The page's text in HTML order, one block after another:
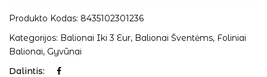
Produkto Kodas: 8435102301236
Kategorijos: Balionai Iki 3 Eur, Balionai Šventėms, Foliniai
Balionai, Gyvūnai
Dalintis: